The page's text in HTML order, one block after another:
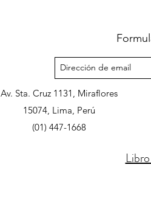
Av. Sta. Cruz 1131, Miraflores
15074, Lima, Perú
(01) 447-1668